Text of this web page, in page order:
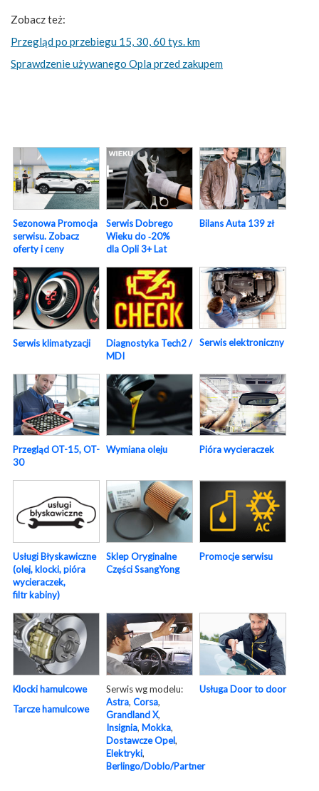
Zobacz też:
Przegląd po przebiegu 15, 30, 60 tys. km
Sprawdzenie używanego Opla przed zakupem
Sezonowa Promocja
serwisu. Zobacz
oferty i ceny
Serwis Dobrego
Wieku do ‑20%
dla Opli 3+ Lat
Bilans Auta 139 zł
Serwis klimatyzacji
Diagnostyka Tech2 /
MDI
Serwis elektroniczny
Przegląd OT-15, OT-
30
Wymiana oleju Pióra wycieraczek
Usługi Błyskawiczne
(olej, klocki, pióra
wycieraczek,
filtr kabiny)
Sklep Oryginalne
Części SsangYong
Promocje serwisu
Klocki hamulcowe
Tarcze hamulcowe
Serwis wg modelu:
Astra, Corsa,
Grandland X,
Insignia, Mokka,
Dostawcze Opel,
Elektryki,
Berlingo/Doblo/Partner
Usługa Door to door